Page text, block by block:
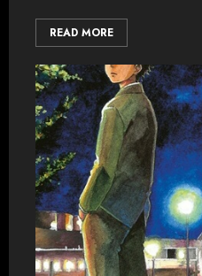
READ MORE